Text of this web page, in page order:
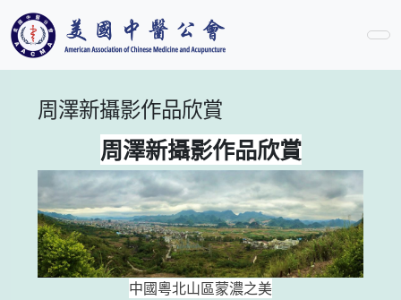
周澤新攝影作品欣賞
周澤新攝影作品欣賞
中國粵北山區蒙濃之美